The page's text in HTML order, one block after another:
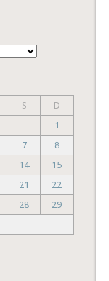
S
D
1
7
8
14
15
21
22
28
29